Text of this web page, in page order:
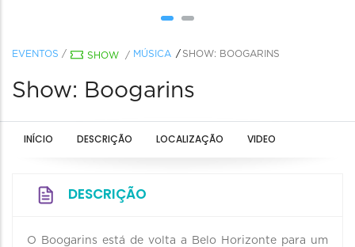
EVENTOS / SHOW / MÚSICA SHOW: BOOGARINS
Show: Boogarins
INÍCIO DESCRIÇÃO LOCALIZAÇÃO VIDEO
DESCRIÇÃO
O Boogarins está de volta a Belo Horizonte para um